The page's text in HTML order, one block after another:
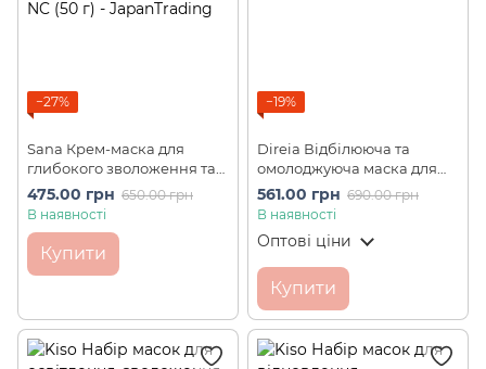
−27%
Sana Крем-маска для
глибокого зволоження та
омолодження шкіри
Nameraka Honpo Cream
475.00 грн 650.00 грн
В наявності
Купити
−19%
Direia Відбілююча та
омолоджуюча маска для
обличчя зі стовбуровими
клітинами та NMN STM iP
561.00 грн 690.00 грн
В наявності
Оптові ціни
Купити